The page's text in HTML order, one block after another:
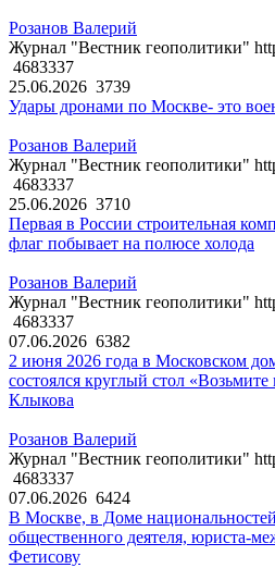
Розанов Валерий
Журнал "Вестник геополитики"
4683337
25.06.2026 3739
Удары дронами по Москве- это
Розанов Валерий
Журнал "Вестник геополитики"
4683337
25.06.2026 3710
Первая в России строительная
флаг побывает на полюсе холода
Розанов Валерий
Журнал "Вестник геополитики"
4683337
07.06.2026 6382
2 июня 2026 года в Московском
состоялся круглый стол
Клыкова
Розанов Валерий
Журнал "Вестник геополитики"
4683337
07.06.2026 6424
В Москве, в Доме
общественного деятеля, юриста-
Фетисову